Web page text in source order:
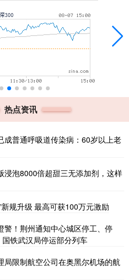
热点资讯
成普通呼吸道传染病：60岁以上老
浸泡8000倍超甜三无添加剂，这样
规升级 最高可获100万元激励
警！荆州通知中心城区停工、停
铁武汉局停运部分列车
局限制航空公司在奥黑尔机场的航